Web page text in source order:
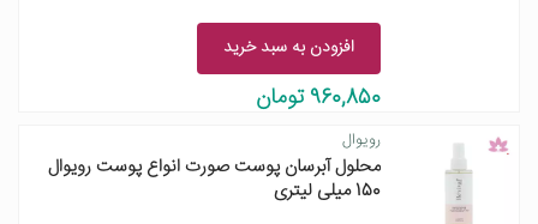
افزودن به سبد خرید
960,850 تومان
رویوال
محلول آبرسان پوست صورت انواع پوست رویوال
150 میلی لیتری